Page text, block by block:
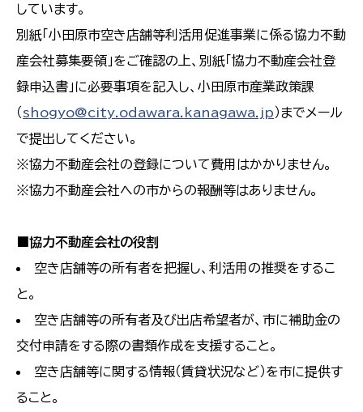
しています。
別紙「小田原市空き店舗等利活用促進事業に係る協力不動
産会社募集要領」をご確認の上、別紙「協力不動産会社登
録申込書」に必要事項を記入し、小田原市産業政策課
（ shogyo@city.odawara.kanagawa.jp ）までメール
で提出してください。
※協力不動産会社の登録について費用はかかりません。
※協力不動産会社への市からの報酬等はありません。
■協力不動産会社の役割
空き店舗等の所有者を把握し、利活用の推奨をするこ
と。
空き店舗等の所有者及び出店希望者が、市に補助金の
交付申請をする際の書類作成を支援すること。
空き店舗等に関する情報（賃貸状況など）を市に提供す
ること。